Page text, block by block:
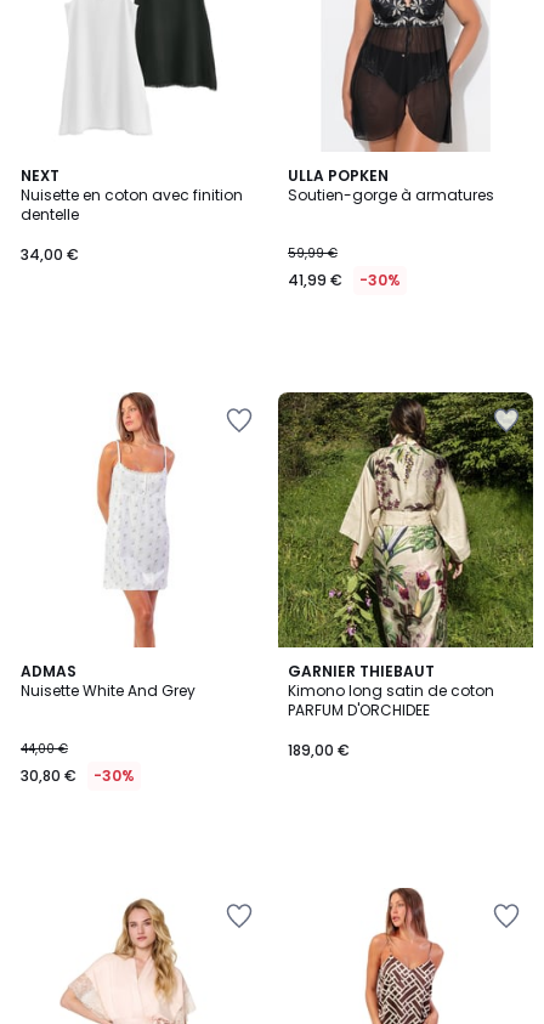
NEXT
Nuisette en coton avec finition
dentelle
34,00 €
ULLA POPKEN
Soutien-gorge à armatures
59,99 €
41,99 € -30%
ADMAS
Nuisette White And Grey
44,00 €
30,80 € -30%
GARNIER THIEBAUT
Kimono long satin de coton
PARFUM D'ORCHIDEE
189,00 €